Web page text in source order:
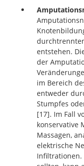
entstehen.
der
im Bereich
entweder
Stumpfes
17
detection
. Im Fall
konservative
Massagen,
elektrische
Infiltrationen.